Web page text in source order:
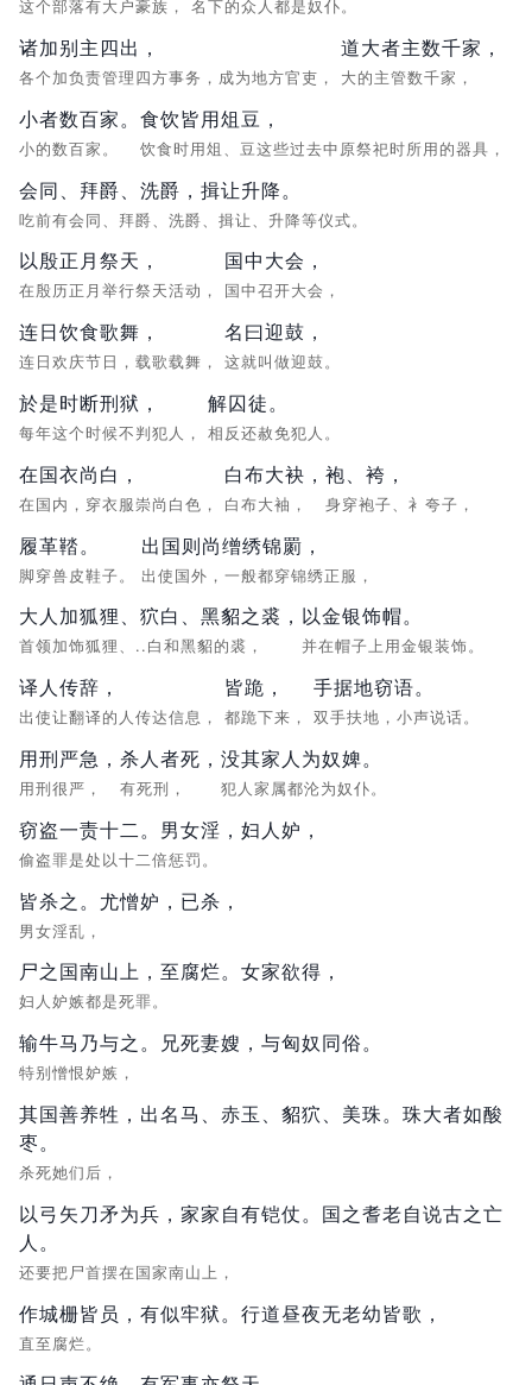
这个部落有大户豪族， 名下的众人都是奴仆。
诸加别主四出，
各个加负责管理四方事务，成为地方官吏，
道大者主数千家，
大的主管数千家，
小者数百家。
小的数百家。
食饮皆用俎豆，
饮食时用俎、豆这些过去中原祭祀时所用的器具，
会同、拜爵、洗爵，揖让升降。
吃前有会同、拜爵、洗爵、揖让、升降等仪式。
以殷正月祭天，
在殷历正月举行祭天活动，
国中大会，
国中召开大会，
连日饮食歌舞，
连日欢庆节日，载歌载舞，
名曰迎鼓，
这就叫做迎鼓。
於是时断刑狱，
每年这个时候不判犯人，
解囚徒。
相反还赦免犯人。
在国衣尚白，
在国内，穿衣服崇尚白色，
白布大袂，
白布大袖，
袍、袴，
身穿袍子、衤夸子，
履革鞜。
脚穿兽皮鞋子。
出国则尚缯绣锦罽，
出使国外，一般都穿锦绣正服，
大人加狐狸、狖白、黑貂之裘，
首领加饰狐狸、..白和黑貂的裘，
以金银饰帽。
并在帽子上用金银装饰。
译人传辞，
出使让翻译的人传达信息，
皆跪，
都跪下来，
手据地窃语。
双手扶地，小声说话。
用刑严急，
用刑很严，
杀人者死，
有死刑，
没其家人为奴婢。
犯人家属都沦为奴仆。
窃盗一责十二。男女淫，妇人妒，
偷盗罪是处以十二倍惩罚。
皆杀之。尤憎妒，已杀，
男女淫乱，
尸之国南山上，至腐烂。女家欲得，
妇人妒嫉都是死罪。
输牛马乃与之。兄死妻嫂，与匈奴同俗。
特别憎恨妒嫉，
其国善养牲，出名马、赤玉、貂狖、美珠。珠大者如酸
枣。
杀死她们后，
以弓矢刀矛为兵，家家自有铠仗。国之耆老自说古之亡
人。
还要把尸首摆在国家南山上，
作城栅皆员，有似牢狱。行道昼夜无老幼皆歌，
直至腐烂。